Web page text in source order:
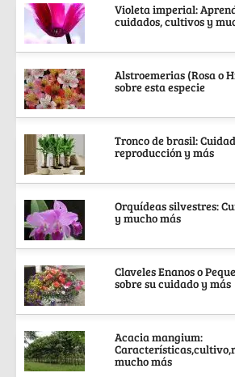
Violeta imperial:
cuidados, cultivos y
Alstroemerias (Rosa o
sobre esta especie
Tronco de brasil:
reproducción y más
Orquídeas silvestres:
y mucho más
Claveles Enanos o
sobre su cuidado y más
Acacia mangium:
mucho más